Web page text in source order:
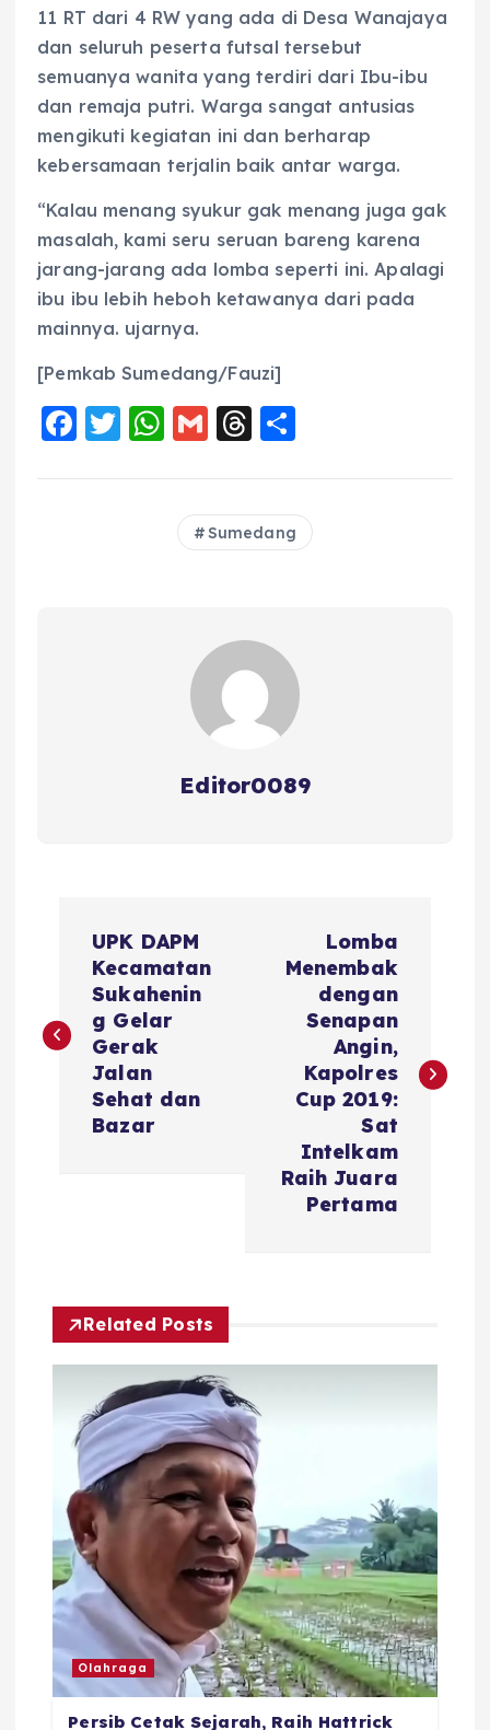
11 RT dari 4 RW yang ada di Desa Wanajaya
dan seluruh peserta futsal tersebut
semuanya wanita yang terdiri dari Ibu-ibu
dan remaja putri. Warga sangat antusias
mengikuti kegiatan ini dan berharap
kebersamaan terjalin baik antar warga.
“Kalau menang syukur gak menang juga gak
masalah, kami seru seruan bareng karena
jarang-jarang ada lomba seperti ini. Apalagi
ibu ibu lebih heboh ketawanya dari pada
mainnya. ujarnya.
[Pemkab Sumedang/Fauzi]
F
c
T
it
W
a
ts
A
G
ai
l
T
re
a
d
a
re
Sumedang
Editor0089
v
p
o
UPK DAPM
Kecamatan
Sukahenin
g Gelar
Gerak
Jalan
Sehat dan
Bazar
Lomba
Menembak
dengan
Senapan
Angin,
Kapolres
Cup 2019:
Sat
Intelkam
Raih Juara
Pertama
Related Posts
Olahraga
Persib Cetak Sejarah, Raih Hattrick